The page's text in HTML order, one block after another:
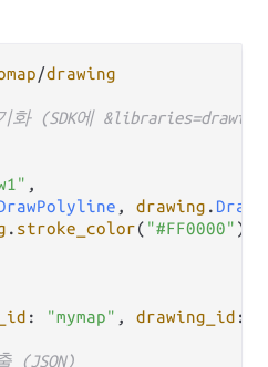
/drawing
(SDK에
,
, drawing .
. stroke_color( "#FF0000" ),
: "mymap" , drawing_id :
(JSON)